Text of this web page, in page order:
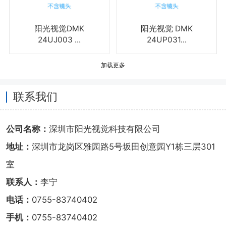
阳光视觉DMK
24UJ003 ...
阳光视觉 DMK
24UP031...
加载更多
联系我们
公司名称： 深圳市阳光视觉科技有限公司
地址： 深圳市龙岗区雅园路5号坂田创意园Y1栋三层301
室
联系人： 李宁
电话： 0755-83740402
手机： 0755-83740402